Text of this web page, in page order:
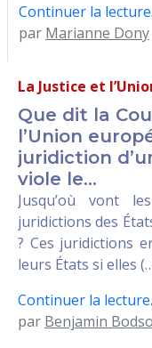
Continuer la
par Marianne Dony
La Justice et
Que dit la
l’Union
juridiction
viole le...
Jusqu’où vont
juridictions des
? Ces juridictions
leurs États si elles
Continuer la
par Benjamin